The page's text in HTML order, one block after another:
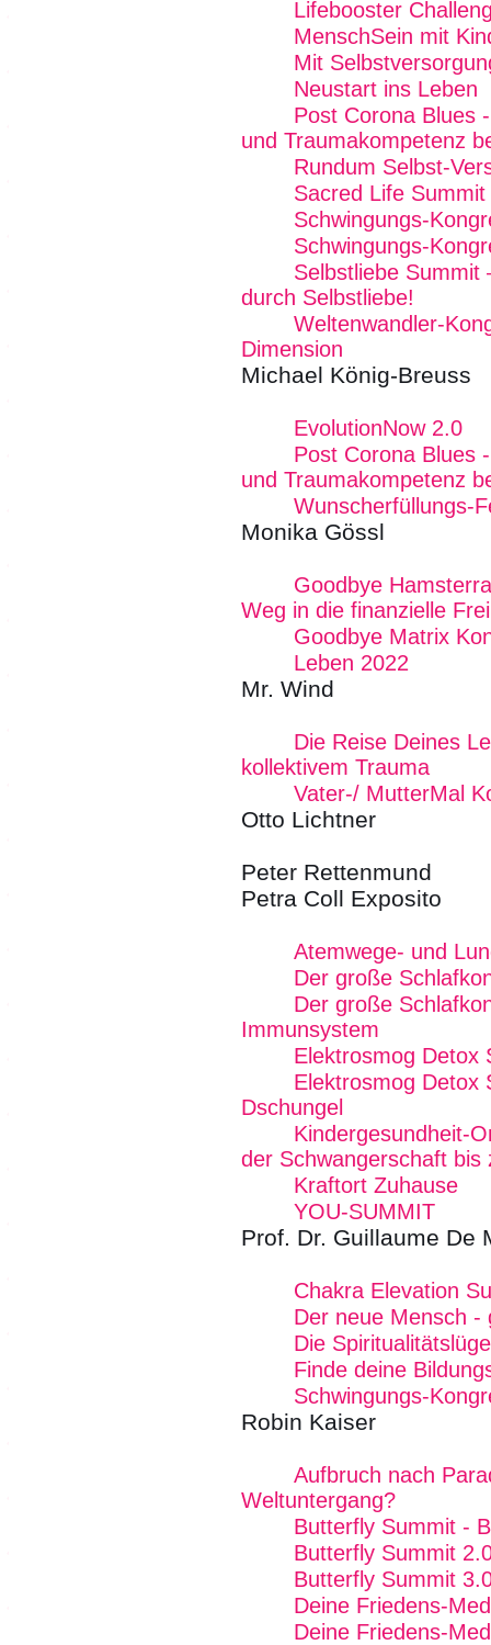
Lifebooster
MenschSein mit
Mit
Neustart ins Leben
Post Corona Blues
und Traumakompetenz
Rundum Selbst-
Sacred Life Summit
Schwingungs-
Schwingungs-
Selbstliebe Summit
durch Selbstliebe!
Weltenwandler-
Dimension
Michael König-Breuss
EvolutionNow 2.0
Post Corona Blues
und Traumakompetenz
Wunscherfüllungs-
Monika Gössl
Goodbye
Weg in die finanzielle
Goodbye Matrix
Leben 2022
Mr. Wind
Die Reise Deines
kollektivem Trauma
Vater-/ MutterMal
Otto Lichtner
Peter Rettenmund
Petra Coll Exposito
Atemwege- und
Der große
Der große
Immunsystem
Elektrosmog Detox
Elektrosmog Detox
Dschungel
Kindergesundheit-
der Schwangerschaft bis
Kraftort Zuhause
YOU-SUMMIT
Prof. Dr. Guillaume De
Chakra Elevation
Der neue Mensch -
Die
Finde deine
Schwingungs-
Robin Kaiser
Aufbruch nach
Weltuntergang?
Butterfly Summit -
Butterfly Summit
Butterfly Summit
Deine Friedens-
Deine Friedens-